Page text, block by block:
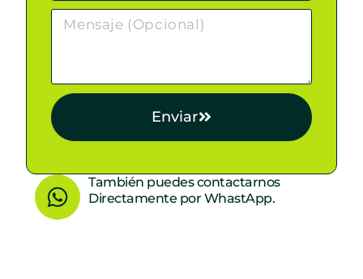
Enviar
W
h
También puedes contactarnos
Directamente por WhastApp.